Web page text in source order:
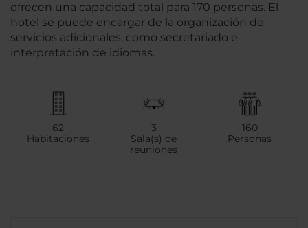
ofrecen una capacidad total para 170 personas. El
hotel se puede encargar de la organización de
servicios adicionales, como secretariado e
interpretación de idiomas.
62
Habitaciones
3
Sala(s) de
reuniones
160
Personas